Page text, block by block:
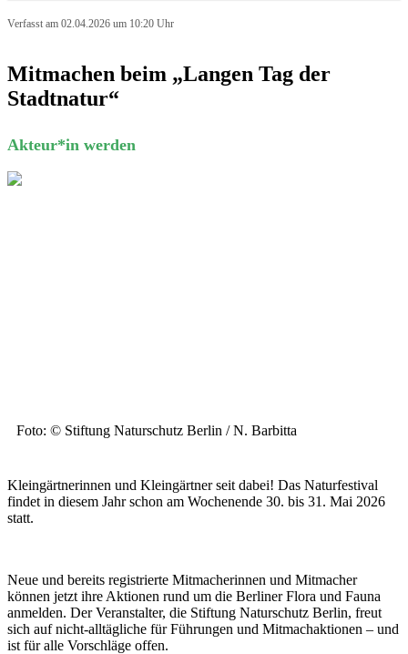
Verfasst am 02.04.2026 um 10:20 Uhr
Mitmachen beim „Langen Tag der
Stadtnatur“
Akteur*in werden
Foto: © Stiftung Naturschutz Berlin / N. Barbitta
Kleingärtnerinnen und Kleingärtner seit dabei! Das Naturfestival
findet in diesem Jahr schon am Wochenende 30. bis 31. Mai 2026
statt.
Neue und bereits registrierte Mitmacherinnen und Mitmacher
können jetzt ihre Aktionen rund um die Berliner Flora und Fauna
anmelden. Der Veranstalter, die Stiftung Naturschutz Berlin, freut
sich auf nicht-alltägliche für Führungen und Mitmachaktionen – und
ist für alle Vorschläge offen.